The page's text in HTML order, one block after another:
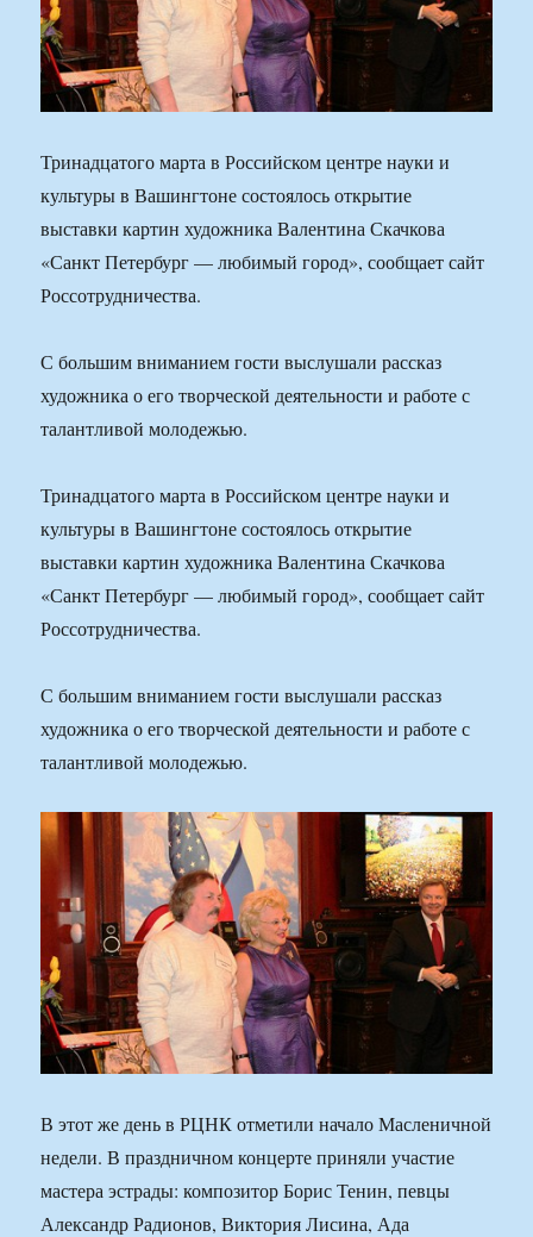
Тринадцатого марта в Российском центре науки и
культуры в Вашингтоне состоялось открытие
выставки картин художника Валентина Скачкова
«Санкт Петербург — любимый город», сообщает сайт
Россотрудничества.
С большим вниманием гости выслушали рассказ
художника о его творческой деятельности и работе с
талантливой молодежью.
Тринадцатого марта в Российском центре науки и
культуры в Вашингтоне состоялось открытие
выставки картин художника Валентина Скачкова
«Санкт Петербург — любимый город», сообщает сайт
Россотрудничества.
С большим вниманием гости выслушали рассказ
художника о его творческой деятельности и работе с
талантливой молодежью.
В этот же день в РЦНК отметили начало Масленичной
недели. В праздничном концерте приняли участие
мастера эстрады: композитор Борис Тенин, певцы
Александр Радионов, Виктория Лисина, Ада